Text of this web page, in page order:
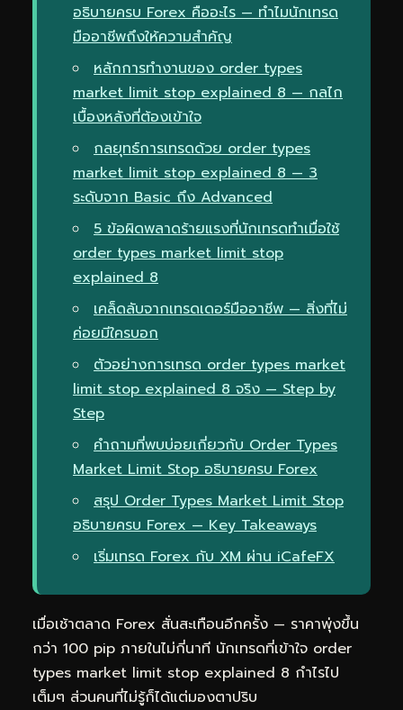
อธิบายครบ Forex คืออะไร — ทำไมนักเทรด
มืออาชีพถึงให้ความสำคัญ
หลักการทำงานของ order types
market limit stop explained 8 — กลไก
เบื้องหลังที่ต้องเข้าใจ
กลยุทธ์การเทรดด้วย order types
market limit stop explained 8 — 3
ระดับจาก Basic ถึง Advanced
5 ข้อผิดพลาดร้ายแรงที่นักเทรดทำเมื่อใช้
order types market limit stop
explained 8
เคล็ดลับจากเทรดเดอร์มืออาชีพ — สิ่งที่ไม่
ค่อยมีใครบอก
ตัวอย่างการเทรด order types market
limit stop explained 8 จริง — Step by
Step
คำถามที่พบบ่อยเกี่ยวกับ Order Types
Market Limit Stop อธิบายครบ Forex
สรุป Order Types Market Limit Stop
อธิบายครบ Forex — Key Takeaways
เริ่มเทรด Forex กับ XM ผ่าน iCafeFX
เมื่อเช้าตลาด Forex สั่นสะเทือนอีกครั้ง — ราคาพุ่งขึ้น
กว่า 100 pip ภายในไม่กี่นาที นักเทรดที่เข้าใจ order
types market limit stop explained 8 กำไรไป
เต็มๆ ส่วนคนที่ไม่รู้ก็ได้แต่มองตาปริบ